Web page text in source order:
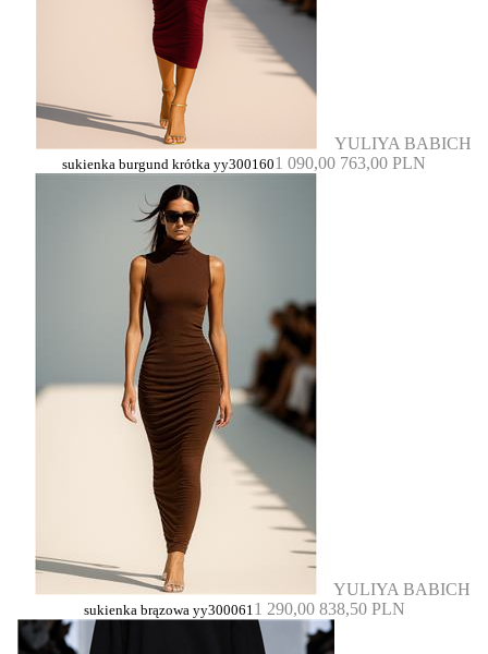
YULIYA BABICH
sukienka burgund krótka yy3001601 090,00 763,00 PLN
YULIYA BABICH
sukienka brązowa yy3000611 290,00 838,50 PLN